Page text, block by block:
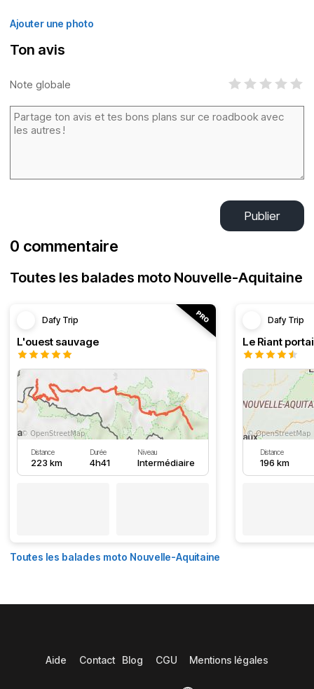
Ajouter une photo
Ton avis
Note globale
Publier
0 commentaire
Toutes les balades moto Nouvelle-Aquitaine
Dafy Trip
L'ouest sauvage
Distance
223 km
Durée
4h41
Niveau
Intermédiaire
Dafy Trip
Le Riant
Distance
196 km
Toutes les balades moto Nouvelle-Aquitaine
Aide Contact Blog CGU Mentions légales